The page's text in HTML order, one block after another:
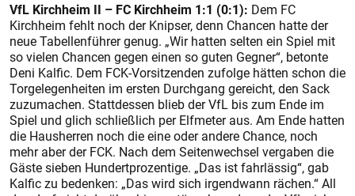
VfL Kirchheim II – FC Kirchheim 1:1 (0:1): Dem FC
Kirchheim fehlt noch der Knipser, denn Chancen hatte der
neue Tabellenführer genug. „Wir hatten selten ein Spiel mit
so vielen Chancen gegen einen so guten Gegner“, betonte
Deni Kalfic. Dem FCK-Vorsitzenden zufolge hätten schon die
Torgelegenheiten im ersten Durchgang gereicht, den Sack
zuzumachen. Stattdessen blieb der VfL bis zum Ende im
Spiel und glich schließlich per Elfmeter aus. Am Ende hatten
die Hausherren noch die eine oder andere Chance, noch
mehr aber der FCK. Nach dem Seitenwechsel vergaben die
Gäste sieben Hundertprozentige. „Das ist fahrlässig“, gab
Kalfic zu bedenken: „Das wird sich irgendwann rächen.“ All